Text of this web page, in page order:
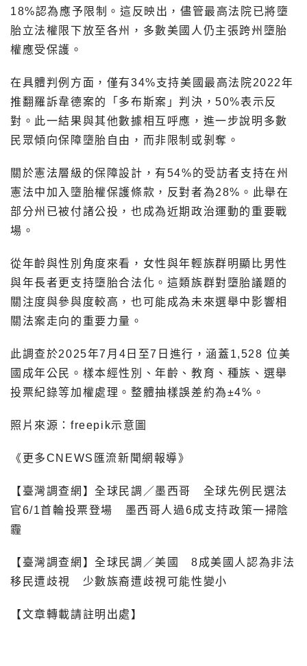
18%認為應予限制。這反映出，儘管最高法院已將墮
胎立法權限下放至各州，多數美國人仍主張跨州墮胎
權應受保護。
在具體判例方面，僅有34%支持美國最高法院2022年
推翻羅訴韋德案的「多布斯案」判決，50%表示反
對。此一結果與其他數據相互呼應，進一步說明多數
民眾傾向保障墮胎自由，而非限制或剝奪。
關於憲法層級的保障設計，有54%的受訪者支持在州
憲法中加入墮胎權保護條款，反對者為28%。此舉在
部分州已被付諸公投，也成為近期政治運動的重要戰
場。
從年齡與性別角度來看，女性與年輕族群明顯比男性
與年長者更支持墮胎合法化。這類族群對墮胎議題的
關注度與參與度較高，也可能成為未來選舉中影響相
關法案走向的重要力量。
此調查於2025年7月4日至7日進行，涵蓋1,528 位美
國成年公民。樣本經性別、年齡、教育、種族、選舉
投票紀錄等加權處理。整體抽樣誤差約為±4%。
照片來源：freepik示意圖
《更多CNEWS匯流新聞網報導》
【臺灣調查網】全球民調／墨西哥 全球先例民選法
官6/1首輪投票登場 墨西哥人過6成支持政策一掃陰
霾
【臺灣調查網】全球民調／美國 8成美國人認為非法
移民遭歧視 少數族裔遭歧視可能性變小
【文章轉載請註明出處】